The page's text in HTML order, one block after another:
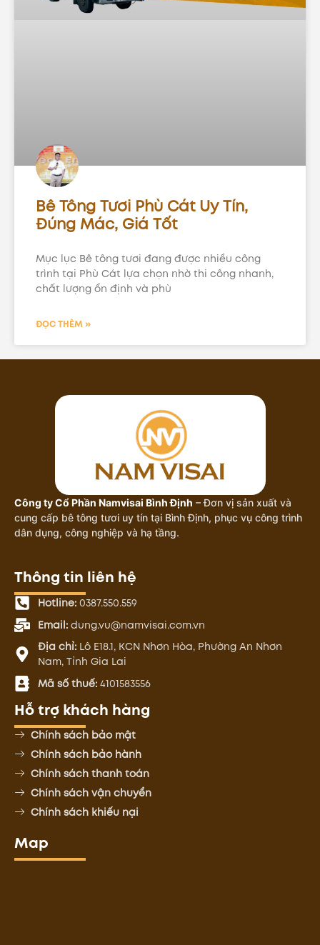
Bê Tông Tươi Phù Cát Uy Tín,
Đúng Mác, Giá Tốt
Mục lục Bê tông tươi đang được nhiều công
trình tại Phù Cát lựa chọn nhờ thi công nhanh,
chất lượng ổn định và phù
ĐỌC THÊM »
Công ty Cổ Phần Namvisai Bình Định – Đơn vị sản xuất và
cung cấp bê tông tươi uy tín tại Bình Định, phục vụ công trình
dân dụng, công nghiệp và hạ tầng.
Thông tin liên hệ
Hotline:0387.550.559
Email:dung.vu@namvisai.com.vn
Địa chỉ:Lô E18.1, KCN Nhơn Hòa, Phường An Nhơn
Nam, Tỉnh Gia Lai
Mã số thuế:4101583556
Hỗ trợ khách hàng
Chính sách bảo mật
Chính sách bảo hành
Chính sách thanh toán
Chính sách vận chuyển
Chính sách khiếu nại
Map